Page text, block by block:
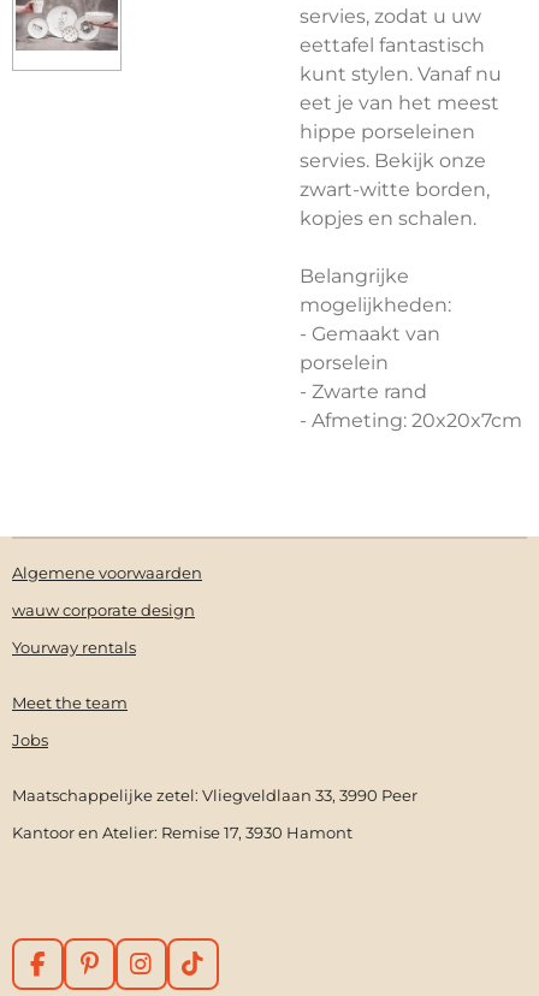
servies, zodat u uw
eettafel fantastisch
kunt stylen. Vanaf nu
eet je van het meest
hippe porseleinen
servies. Bekijk onze
zwart-witte borden,
kopjes en schalen.
Belangrijke
mogelijkheden:
- Gemaakt van
porselein
- Zwarte rand
- Afmeting: 20x20x7cm
Algemene voorwaarden
wauw corporate design
Yourway rentals
Meet the team
Jobs
Maatschappelijke zetel: Vliegveldlaan 33, 3990 Peer
Kantoor en Atelier: Remise 17, 3930 Hamont
F
P
I
T